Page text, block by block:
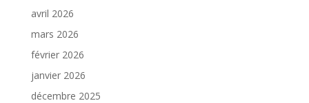
avril 2026
mars 2026
février 2026
janvier 2026
décembre 2025